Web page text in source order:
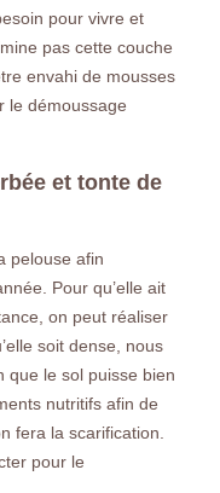
pour vivre et
pas cette couche
envahi de mousses
le démoussage
et tonte de
pelouse afin
Pour qu’elle ait
on peut réaliser
soit dense, nous
que le sol puisse bien
nutritifs afin de
fera la scarification.
pour le